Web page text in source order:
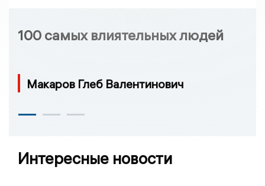
100 самых влиятельных людей
Макаров Глеб Валентинович
Интересные новости